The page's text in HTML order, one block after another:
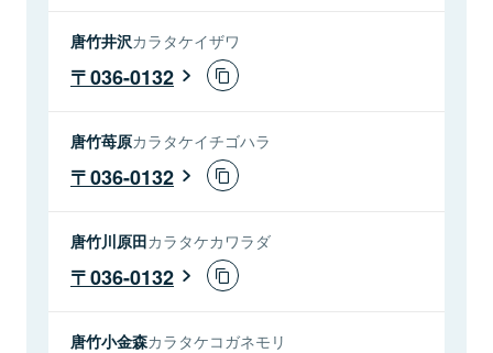
唐竹井沢カラタケイザワ
036-0132
唐竹苺原カラタケイチゴハラ
036-0132
唐竹川原田カラタケカワラダ
036-0132
唐竹小金森カラタケコガネモリ